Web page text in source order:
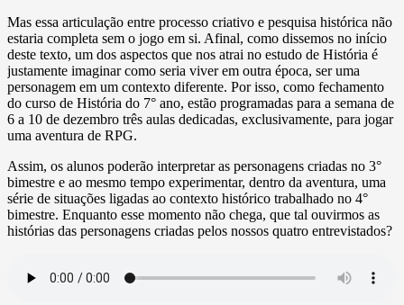
Mas essa articulação entre processo criativo e pesquisa histórica não
estaria completa sem o jogo em si. Afinal, como dissemos no início
deste texto, um dos aspectos que nos atrai no estudo de História é
justamente imaginar como seria viver em outra época, ser uma
personagem em um contexto diferente. Por isso, como fechamento
do curso de História do 7° ano, estão programadas para a semana de
6 a 10 de dezembro três aulas dedicadas, exclusivamente, para jogar
uma aventura de RPG.
Assim, os alunos poderão interpretar as personagens criadas no 3°
bimestre e ao mesmo tempo experimentar, dentro da aventura, uma
série de situações ligadas ao contexto histórico trabalhado no 4°
bimestre. Enquanto esse momento não chega, que tal ouvirmos as
histórias das personagens criadas pelos nossos quatro entrevistados?